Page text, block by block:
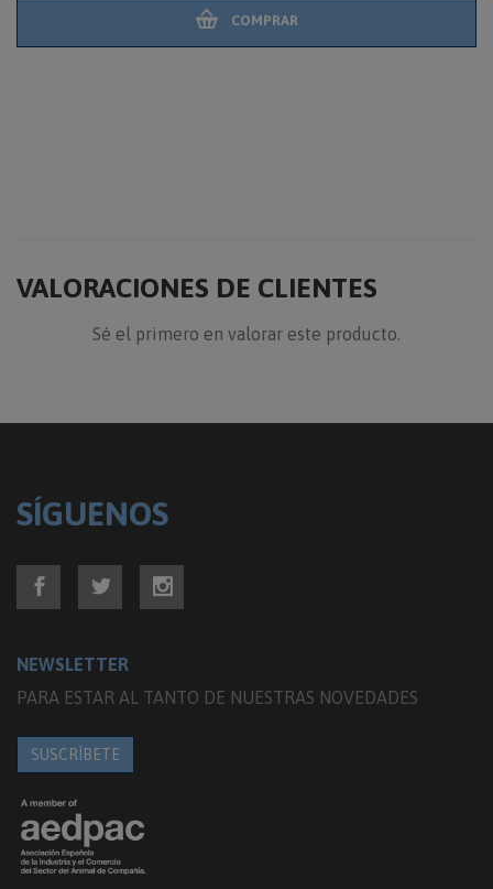
VALORACIONES DE CLIENTES
Sé el primero en valorar este producto.
SÍGUENOS
NEWSLETTER
PARA ESTAR AL TANTO DE NUESTRAS NOVEDADES
SUSCRÍBETE